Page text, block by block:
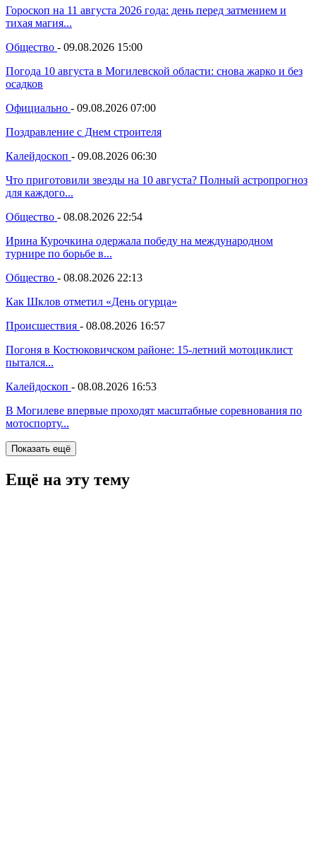
Гороскоп на 11 августа 2026 года: день перед затмением и
тихая магия...
Общество - 09.08.2026 15:00
Погода 10 августа в Могилевской области: снова жарко и без
осадков
Официально - 09.08.2026 07:00
Поздравление с Днем строителя
Калейдоскоп - 09.08.2026 06:30
Что приготовили звезды на 10 августа? Полный астропрогноз
для каждого...
Общество - 08.08.2026 22:54
Ирина Курочкина одержала победу на международном
турнире по борьбе в...
Общество - 08.08.2026 22:13
Как Шклов отметил «День огурца»
Происшествия - 08.08.2026 16:57
Погоня в Костюковичском районе: 15-летний мотоциклист
пытался...
Калейдоскоп - 08.08.2026 16:53
В Могилеве впервые проходят масштабные соревнования по
мотоспорту...
Показать ещё
Ещё на эту тему